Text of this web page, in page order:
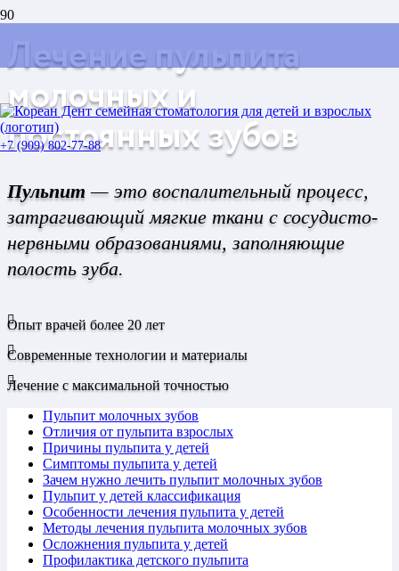
+7 (909) 802-77-88
Лечение пульпита
молочных и
постоянных зубов
Пульпит— это воспалительный процесс,
затрагивающий мягкие ткани с сосудисто-
нервными образованиями, заполняющие
полость зуба.
Опыт врачей более 20 лет
Современные технологии и материалы
Лечение с максимальной точностью
Пульпит молочных зубов
Отличия от пульпита взрослых
Причины пульпита у детей
Симптомы пульпита у детей
Зачем нужно лечить пульпит молочных зубов
Пульпит у детей классификация
Особенности лечения пульпита у детей
Методы лечения пульпита молочных зубов
Осложнения пульпита у детей
Профилактика детского пульпита